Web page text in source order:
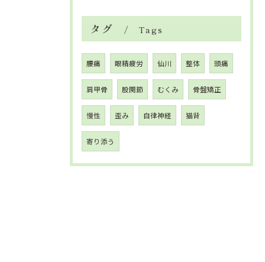
タグ Tags
腰痛 眼精疲労 仙川 整体 頭痛
肩甲骨 股関節 むくみ 骨盤矯正
慢性 歪み 自律神経 猫背
寄り添う